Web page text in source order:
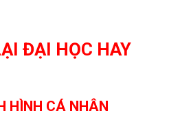
ĐẠI HỌC HAY
HÌNH CÁ NHÂN